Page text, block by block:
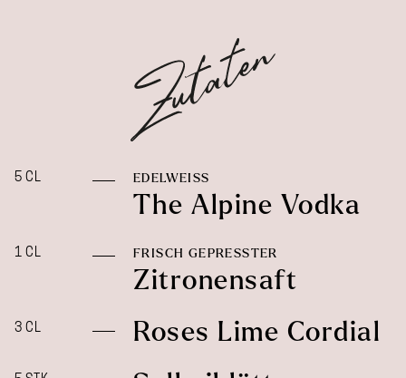
5 CL EDELWEISS
The Alpine Vodka
1 CL FRISCH GEPRESSTER
Zitronensaft
3 CL Roses Lime Cordial